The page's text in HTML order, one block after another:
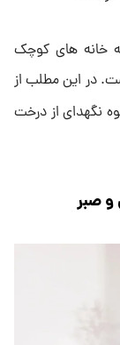
به خانه های کوچک
در این مطلب از
نگهدای از درخت
و صبر